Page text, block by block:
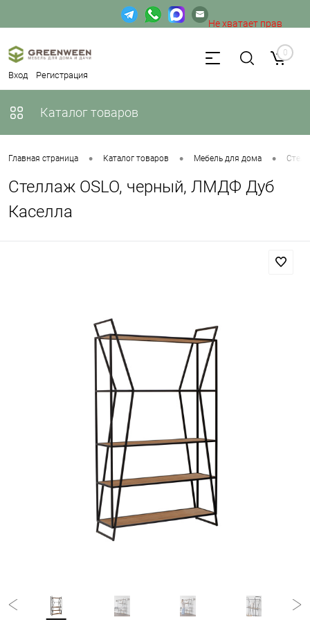
Вход Регистрация
Не хватает прав
доступа к веб-форме. 0
Каталог товаров
Главная страница • Каталог товаров • Мебель для дома •
Стеллаж OSLO, черный, ЛМДФ Дуб
Каселла